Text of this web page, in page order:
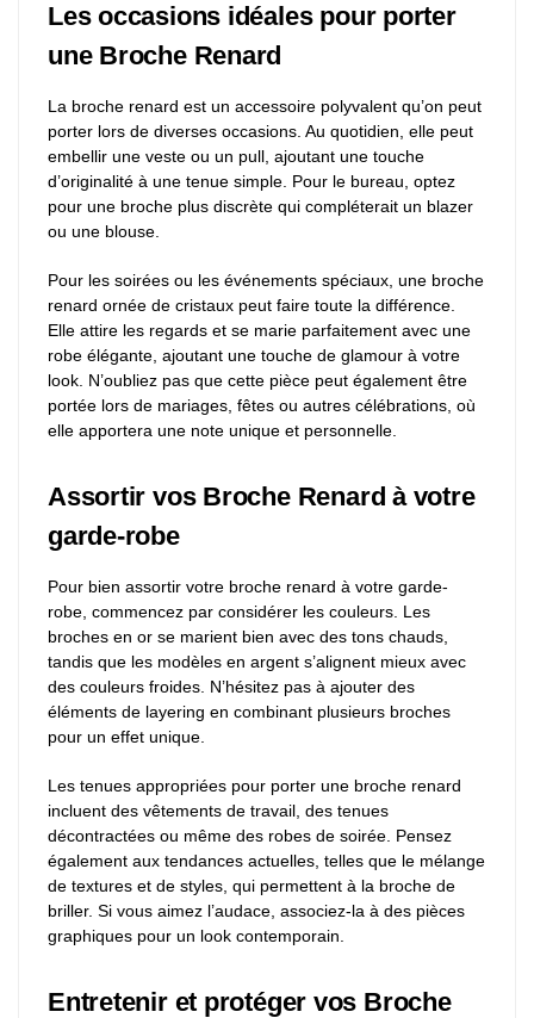
Les occasions idéales pour porter
une Broche Renard
La broche renard est un accessoire polyvalent qu’on peut
porter lors de diverses occasions. Au quotidien, elle peut
embellir une veste ou un pull, ajoutant une touche
d’originalité à une tenue simple. Pour le bureau, optez
pour une broche plus discrète qui compléterait un blazer
ou une blouse.
Pour les soirées ou les événements spéciaux, une broche
renard ornée de cristaux peut faire toute la différence.
Elle attire les regards et se marie parfaitement avec une
robe élégante, ajoutant une touche de glamour à votre
look. N’oubliez pas que cette pièce peut également être
portée lors de mariages, fêtes ou autres célébrations, où
elle apportera une note unique et personnelle.
Assortir vos Broche Renard à votre
garde-robe
Pour bien assortir votre broche renard à votre garde-
robe, commencez par considérer les couleurs. Les
broches en or se marient bien avec des tons chauds,
tandis que les modèles en argent s’alignent mieux avec
des couleurs froides. N’hésitez pas à ajouter des
éléments de layering en combinant plusieurs broches
pour un effet unique.
Les tenues appropriées pour porter une broche renard
incluent des vêtements de travail, des tenues
décontractées ou même des robes de soirée. Pensez
également aux tendances actuelles, telles que le mélange
de textures et de styles, qui permettent à la broche de
briller. Si vous aimez l’audace, associez-la à des pièces
graphiques pour un look contemporain.
Entretenir et protéger vos Broche